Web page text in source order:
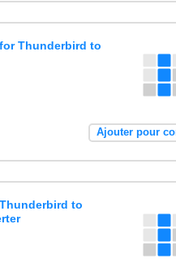
Thunderbird to
Ajouter pour
to